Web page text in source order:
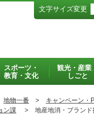
文字サイズ変更
スポーツ・
教育・文化
観光・産業
しごと
地物一番 > キャンペーン・
ン課 > 地産地消・ブラン